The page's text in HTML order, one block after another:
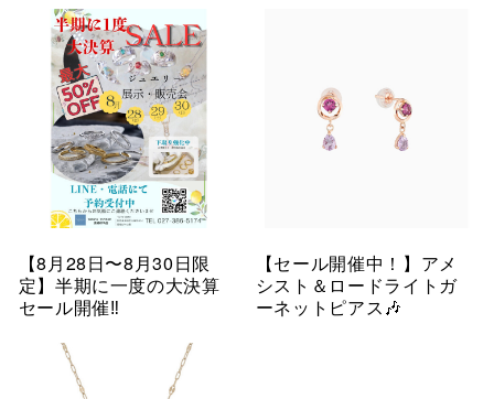
【8月28日〜8月30日限
定】半期に一度の大決算
セール開催‼︎
【セール開催中！】アメ
シスト＆ロードライトガ
ーネットピアス🎶